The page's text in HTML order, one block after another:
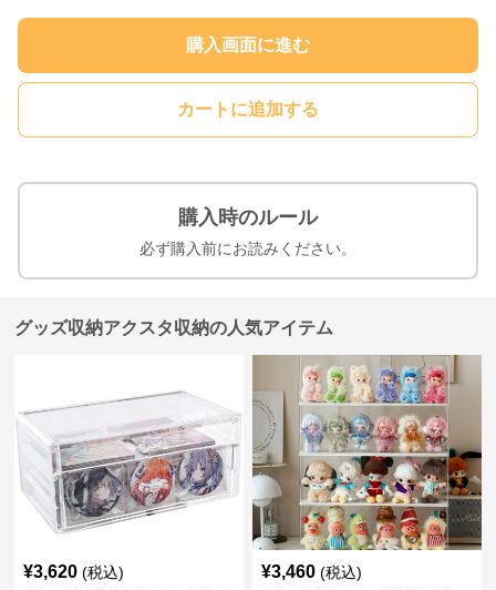
購入画面に進む
カートに追加する
購入時のルール
必ず購入前にお読みください。
グッズ収納アクスタ収納の人気アイテム
¥3,620 (税込) ¥3,460 (税込)